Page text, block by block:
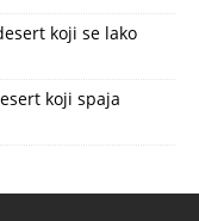
koji se lako
koji spaja